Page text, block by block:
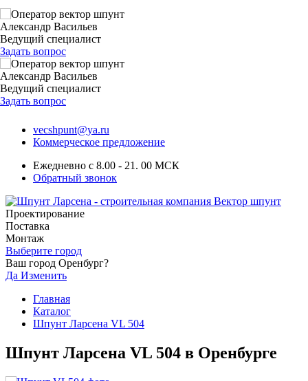
Александр Васильев
Ведущий специалист
Задать вопрос
Александр Васильев
Ведущий специалист
Задать вопрос
vecshpunt@ya.ru
Коммерческое предложение
Ежедневно с 8.00 - 21. 00 МСК
Обратный звонок
Проектирование
Поставка
Монтаж
Выберите город
Ваш город Оренбург?
Да Изменить
Главная
Каталог
Шпунт Ларсена VL 504
Шпунт Ларсена VL 504 в Оренбурге